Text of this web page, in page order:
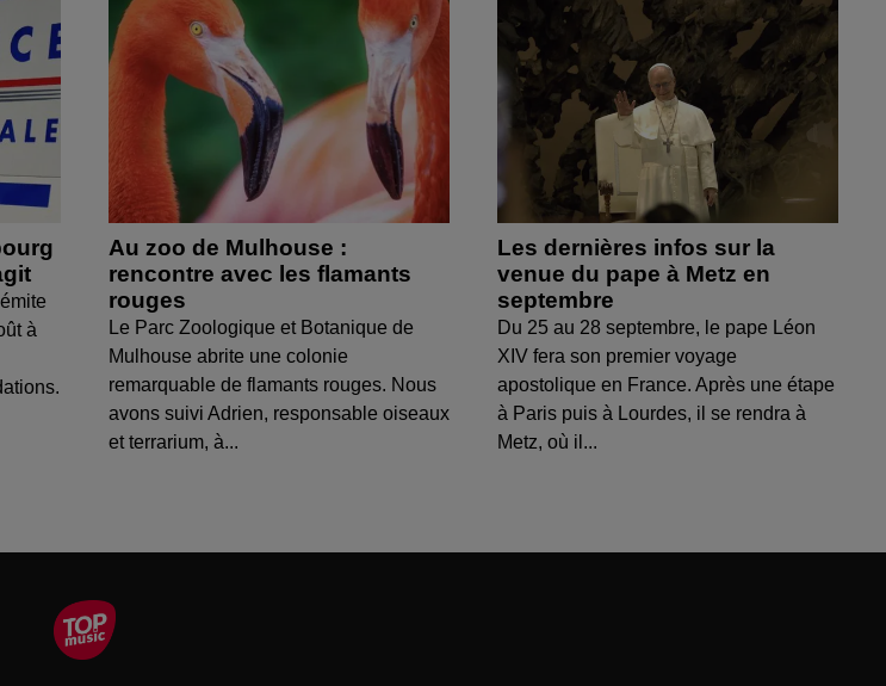
à
Au zoo de Mulhouse :
rencontre avec les flamants
rouges
Le Parc Zoologique et Botanique de
Mulhouse abrite une colonie
remarquable de flamants rouges. Nous
avons suivi Adrien, responsable oiseaux
et terrarium, à...
Les dernières infos sur la
venue du pape à Metz en
septembre
Du 25 au 28 septembre, le pape Léon
XIV fera son premier voyage
apostolique en France. Après une étape
à Paris puis à Lourdes, il se rendra à
Metz, où il...